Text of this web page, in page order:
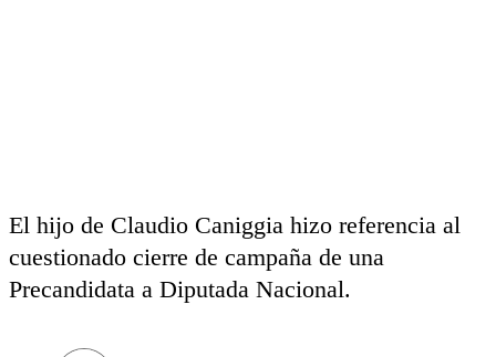
El hijo de Claudio Caniggia hizo referencia al
cuestionado cierre de campaña de una
Precandidata a Diputada Nacional.